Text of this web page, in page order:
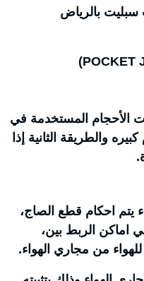
سبليت بالرياض
الأحجام المستخدمة في
والطريقة الثانية إذا
يتم احكام قطع الصاج،
اماكن الربط بين،
من مجاري الهواء.